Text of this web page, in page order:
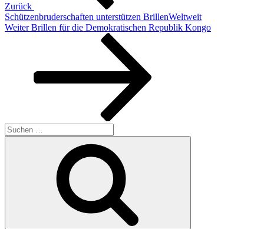
Zurück
Schützenbruderschaften unterstützen BrillenWeltweit
Nächster
Weiter Brillen für die Demokratischen Republik Kongo
Suchen
nach: